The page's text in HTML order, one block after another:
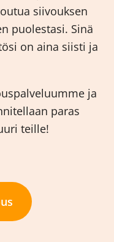
siivouksen
puolestasi. Sinä
on aina siisti ja
ja
paras
teille!